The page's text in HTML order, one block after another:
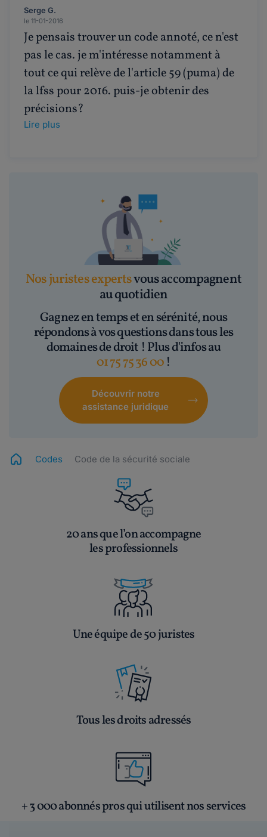
Serge G.
le 11-01-2016
Je pensais trouver un code annoté, ce n'est
pas le cas. je m'intéresse notamment à
tout ce qui relève de l'article 59 (puma) de
la lfss pour 2016. puis-je obtenir des
précisions?
Lire plus
Nos juristes expertsvous accompagnent
au quotidien
Gagnez en temps et en sérénité, nous
répondons à vos questions dans tous les
domaines de droit ! Plus d'infos au
01 75 75 36 00 !
Découvrir notre
assistance juridique
Codes Code de la sécurité sociale
20 ans que l’on accompagne
les professionnels
Une équipe de 50 juristes
Tous les droits adressés
+ 3 000 abonnés pros qui utilisent nos services